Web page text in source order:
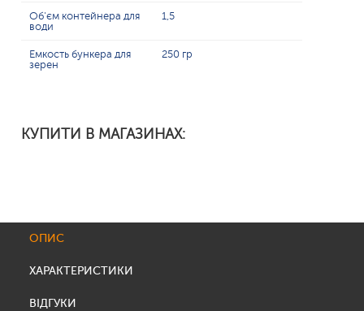
Об'єм контейнера для
води
1,5
Емкость бункера для
зерен
250 гр
КУПИТИ В МАГАЗИНАХ:
ОПИС
ХАРАКТЕРИСТИКИ
ВІДГУКИ